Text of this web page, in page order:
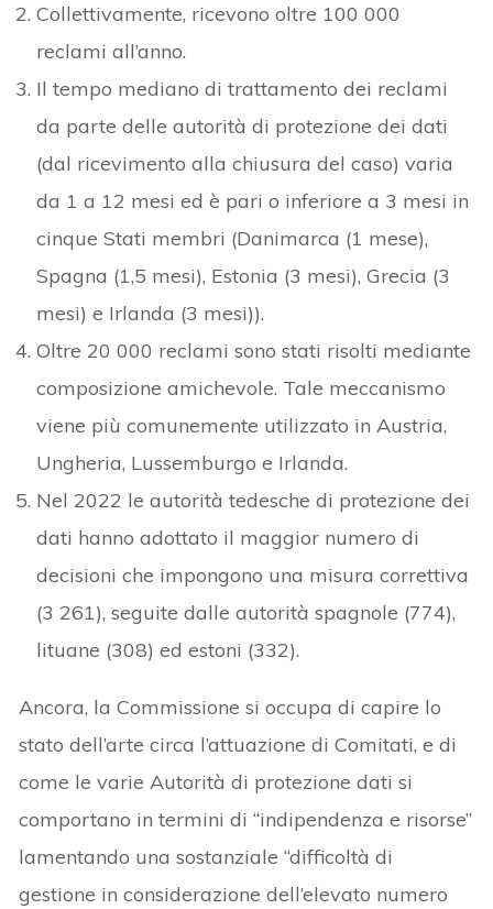
Collettivamente, ricevono oltre 100 000
reclami all’anno.
Il tempo mediano di trattamento dei reclami
da parte delle autorità di protezione dei dati
(dal ricevimento alla chiusura del caso) varia
da 1 a 12 mesi ed è pari o inferiore a 3 mesi in
cinque Stati membri (Danimarca (1 mese),
Spagna (1,5 mesi), Estonia (3 mesi), Grecia (3
mesi) e Irlanda (3 mesi)).
Oltre 20 000 reclami sono stati risolti mediante
composizione amichevole. Tale meccanismo
viene più comunemente utilizzato in Austria,
Ungheria, Lussemburgo e Irlanda.
Nel 2022 le autorità tedesche di protezione dei
dati hanno adottato il maggior numero di
decisioni che impongono una misura correttiva
(3 261), seguite dalle autorità spagnole (774),
lituane (308) ed estoni (332).
Ancora, la Commissione si occupa di capire lo
stato dell’arte circa l’attuazione di Comitati, e di
come le varie Autorità di protezione dati si
comportano in termini di “indipendenza e risorse”
lamentando una sostanziale “difficoltà di
gestione in considerazione dell’elevato numero